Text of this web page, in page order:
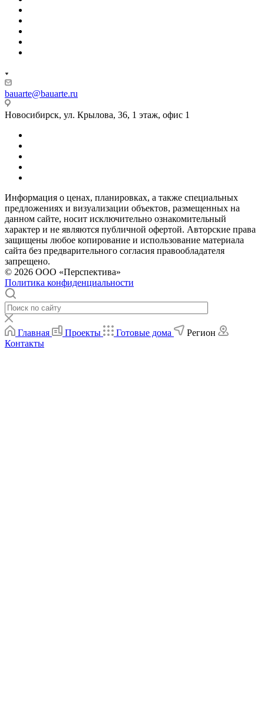
bauarte@bauarte.ru
Новосибирск, ул. Крылова, 36, 1 этаж, офис 1
Информация о ценах, планировках, а также специальных
предложениях и визуализации объектов, размещенных на
данном сайте, носит исключительно ознакомительный
характер и не являются публичной офертой. Авторские права
защищены любое копирование и использование материала
сайта без предварительного согласия правообладателя
запрещено.
© 2026 ООО «Перспектива»
Политика конфиденциальности
Главная Проекты Готовые дома
Регион
Контакты